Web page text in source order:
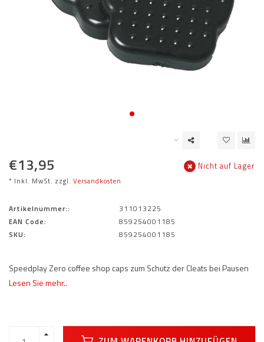
€13,95
* Inkl. MwSt. zzgl. Versandkosten
Nicht auf Lager
Artikelnummer::
311013225
EAN Code:
859254001185
SKU:
859254001185
Speedplay Zero coffee shop caps zum Schutz der Cleats bei Pausen
Lesen Sie mehr..